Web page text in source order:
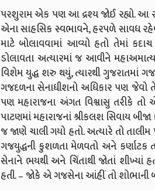
પરશુરામ એક પણ આ દ્રશ્ય જોઈ રહ્યો. આ
એના સાહસિક સ્વભાવને, હરપળે સાવધ
માટે બોલાવવામાં આવ્યો હતો તેમાં
ડોલાવતા અત્યારમાં જ આવીને
વિશેમ યુદ્ધ શરુ થયું, ત્યારથી ગુજરાતમાં
ગજદળના સેનાધીશનો અધિકાર પણ જેવો
પણ મહારાજના અંગત વિશ્વાસુ તરીકે તો
પાટણમાં મહારાજનાં શ્રીકલશ સિવાય
જ જાણે ચાલી ગયો હતો. અત્યારે તો
ગજયુદ્ધની કુશળતા મેળવતો અને કર્ણાટક
સેનાને ભયથી અને ચિંતાથી જોતાં શીખ્યાં
હતી. – જોકે એ ગજસેના આંહીં તો શોભાની